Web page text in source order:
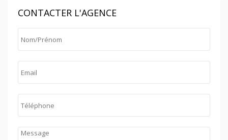
CONTACTER L'AGENCE